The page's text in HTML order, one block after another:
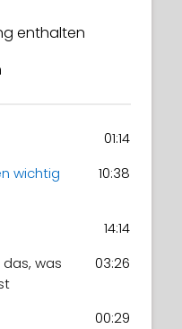
enthalten
01:14
wichtig
10:38
14:14
was
03:26
00:29